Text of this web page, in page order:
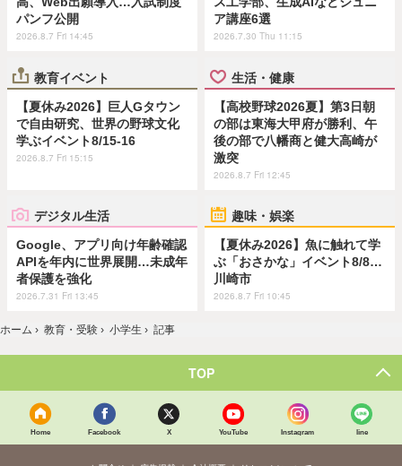
パンフ公開
2026.8.7 Fri 14:45
ア講座6選
2026.7.30 Thu 11:15
教育イベント
【夏休み2026】巨人Gタウン
で自由研究、世界の野球文化
学ぶイベント8/15-16
2026.8.7 Fri 15:15
生活・健康
【高校野球2026夏】第3日朝
の部は東海大甲府が勝利、午
後の部で八幡商と健大高崎が
激突
2026.8.7 Fri 12:45
デジタル生活
Google、アプリ向け年齢確認
APIを年内に世界展開…未成年
者保護を強化
2026.7.31 Fri 13:45
趣味・娯楽
【夏休み2026】魚に触れて学
ぶ「おさかな」イベント8/8…
川崎市
2026.8.7 Fri 10:45
ホーム › 教育・受験 › 小学生 › 記事
TOP
Home Facebook X YouTube Instagram line